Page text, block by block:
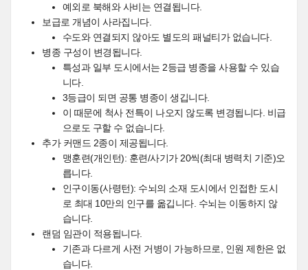
예외로 북해와 사비는 연결됩니다.
보급로 개념이 사라집니다.
수도와 연결되지 않아도 별도의 패널티가 없습니다.
병종 구성이 변경됩니다.
특성과 일부 도시에서는 2등급 병종을 사용할 수 있습
니다.
3등급이 되면 공통 병종이 생깁니다.
이 때문에 척사 전특이 나오지 않도록 변경됩니다. 비급
으로도 구할 수 없습니다.
추가 커맨드 2종이 제공됩니다.
맹훈련(개인턴): 훈련/사기가 20씩(최대 병력치 기준)오
릅니다.
인구이동(사령턴): 수뇌의 소재 도시에서 인접한 도시
로 최대 10만의 인구를 옮깁니다. 수뇌는 이동하지 않
습니다.
랜덤 임관이 적용됩니다.
기존과 다르게 사전 거병이 가능하므로, 인원 제한은 없
습니다.